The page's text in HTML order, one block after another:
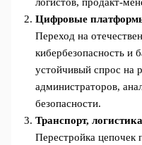
Цифровые
Переход на
кибербезопасность
устойчивый спрос на
администраторов,
безопасности.
Транспорт,
Перестройка цепочек